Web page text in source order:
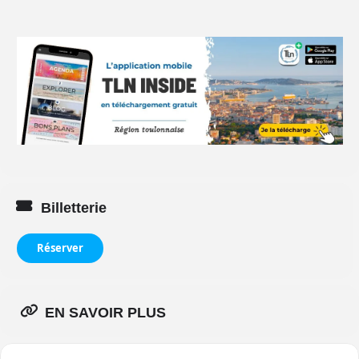
Billetterie
Réserver
EN SAVOIR PLUS